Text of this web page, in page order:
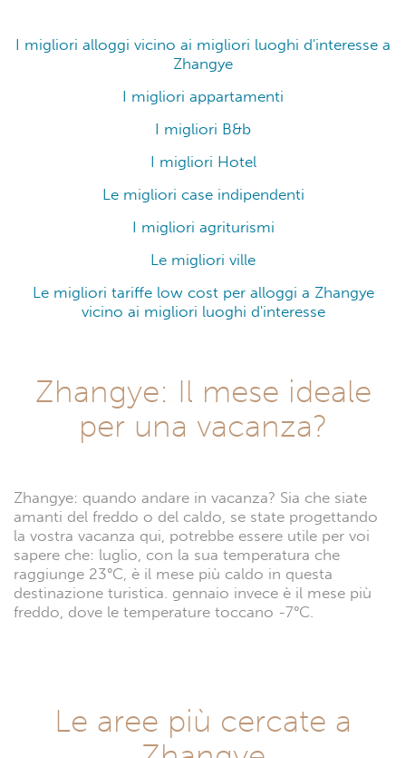
I migliori alloggi vicino ai migliori luoghi d'interesse a
Zhangye
I migliori appartamenti
I migliori B&b
I migliori Hotel
Le migliori case indipendenti
I migliori agriturismi
Le migliori ville
Le migliori tariffe low cost per alloggi a Zhangye
vicino ai migliori luoghi d'interesse
Zhangye: Il mese ideale
per una vacanza?
Zhangye: quando andare in vacanza? Sia che siate
amanti del freddo o del caldo, se state progettando
la vostra vacanza qui, potrebbe essere utile per voi
sapere che: luglio, con la sua temperatura che
raggiunge 23°C, è il mese più caldo in questa
destinazione turistica. gennaio invece è il mese più
freddo, dove le temperature toccano -7°C.
Le aree più cercate a